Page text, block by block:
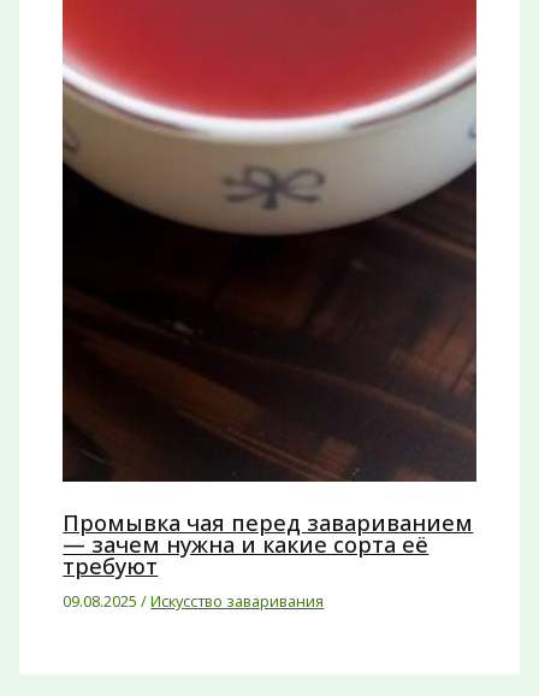
Промывка чая перед завариванием
— зачем нужна и какие сорта её
требуют
09.08.2025/Искусство заваривания